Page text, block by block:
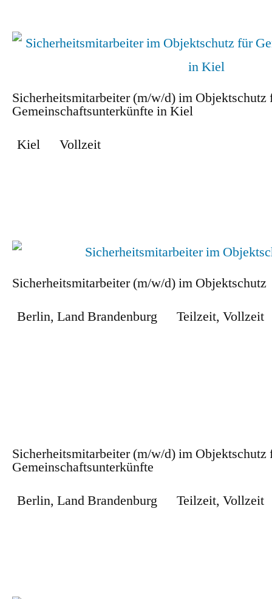
Sicherheitsmitarbeiter (m/w/d) im Objektschutz
Gemeinschaftsunterkünfte in Kiel
Kiel
Vollzeit
Sicherheitsmitarbeiter (m/w/d) im Objektschutz
Berlin, Land Brandenburg Teilzeit, Vollzeit
Sicherheitsmitarbeiter (m/w/d) im Objektschutz
Gemeinschaftsunterkünfte
Berlin, Land Brandenburg Teilzeit, Vollzeit